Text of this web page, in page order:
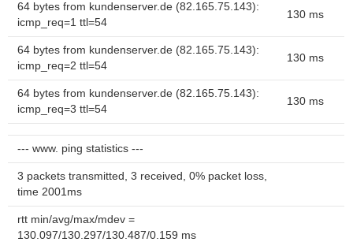
64 bytes from kundenserver.de (82.165.75.143):
icmp_req=1 ttl=54
130 ms
64 bytes from kundenserver.de (82.165.75.143):
icmp_req=2 ttl=54
130 ms
64 bytes from kundenserver.de (82.165.75.143):
icmp_req=3 ttl=54
130 ms
--- www. ping statistics ---
3 packets transmitted, 3 received, 0% packet loss,
time 2001ms
rtt min/avg/max/mdev =
130.097/130.297/130.487/0.159 ms